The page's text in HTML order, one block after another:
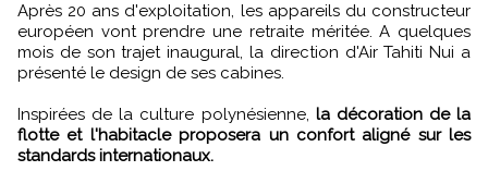
Après 20 ans d'exploitation, les appareils du constructeur
européen vont prendre une retraite méritée. A quelques
mois de son trajet inaugural, la direction d'Air Tahiti Nui a
présenté le design de ses cabines.
Inspirées de la culture polynésienne, la décoration de la
flotte et l'habitacle proposera un confort aligné sur les
standards internationaux.